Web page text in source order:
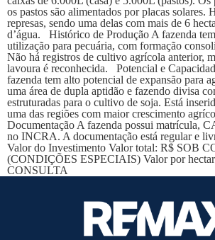
os pastos são alimentados por placas solares.
represas, sendo uma delas com mais de 6
d’água. Histórico de Produção A fazenda
utilização para pecuária, com formação
Não há registros de cultivo agrícola anterior,
lavoura é reconhecida. Potencial e
fazenda tem alto potencial de expansão para
uma área de dupla aptidão e fazendo divisa
estruturadas para o cultivo de soja. Está
uma das regiões com maior crescimento
Documentação A fazenda possui matrícula,
no INCRA. A documentação está regular e
Valor do Investimento Valor total: R$ SOB
(CONDIÇÕES ESPECIAIS) Valor por
CONSULTA